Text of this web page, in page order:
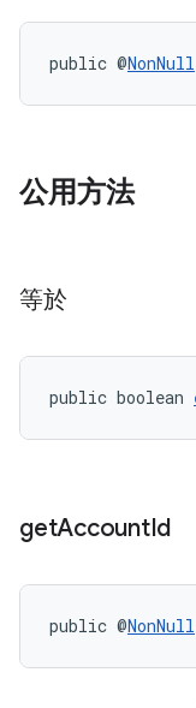
public @NonNull
公用方法
等於
public boolean
getAccountId
public @NonNull